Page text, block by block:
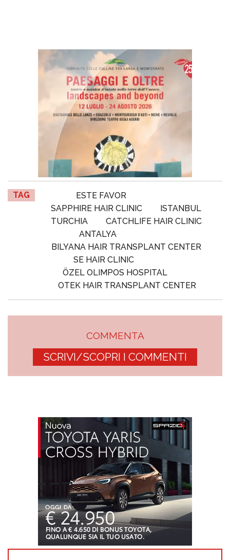
TAG
ESTE FAVOR
SAPPHIRE HAIR CLINIC
ISTANBUL
TURCHIA
CATCHLIFE HAIR CLINIC
ANTALYA
BILYANA HAIR TRANSPLANT CENTER
SE HAIR CLINIC
ÖZEL OLIMPOS HOSPITAL
OTEK HAIR TRANSPLANT CENTER
COMMENTA
SCRIVI/SCOPRI I COMMENTI